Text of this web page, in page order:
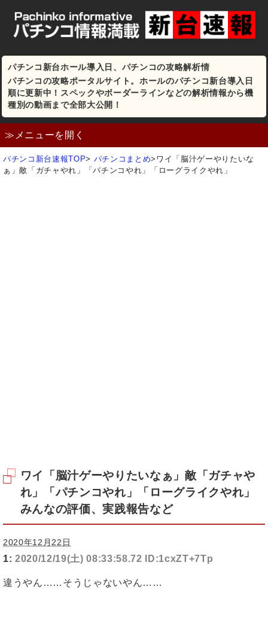
パチンコ新台ホール導入日、パチンコの攻略解析情
パチンコの攻略ポータルサイト。ホールのパチンコ新台導入日
順に更新中！スペックやボーダーラインなどの解析情報から機
種別の動画まで全部大公開！
≫メニューを開く
パチンコ新台速報TOP> パチンコまとめ> ワイ「脳汁ゲーやりたいな
ぁ」敵「ガチャやれ」「パチンコやれ」「ローグライクやれ」
ワイ「脳汁ゲーやりたいなぁ」敵「ガチャや
れ」「パチンコやれ」「ローグライクやれ」
みんなの評価、実践報告など
2020年12月22日
1: 2020/12/19(土) 08:33:58.72 ID:1cxZT+7Tp
違うやん……そうじゃないやん……